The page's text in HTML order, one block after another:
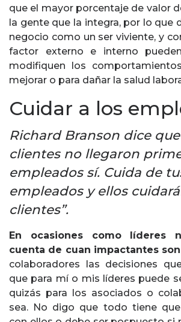
que el mayor porcentaje de valor
la gente que la integra, por lo que
negocio como un ser viviente, y
factor externo e interno
modifiquen los
mejorar o para dañar la salud
Cuidar a los
Richard Branson dice que
clientes no llegaron
empleados sí. Cuida de
empleados y ellos
clientes”.
En ocasiones como líderes
cuenta de cuan impactantes
colaboradores las decisiones
que para mí o mis líderes puede
quizás para los asociados o
sea. No digo que todo tiene